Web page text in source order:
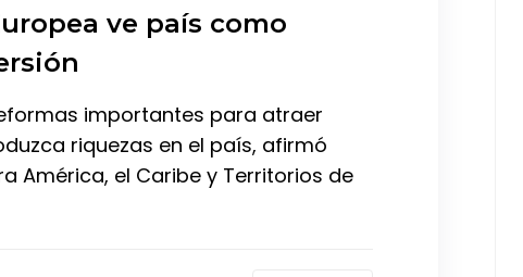
ve país como
importantes para atraer
riquezas en el país, afirmó
América, el Caribe y Territorios de